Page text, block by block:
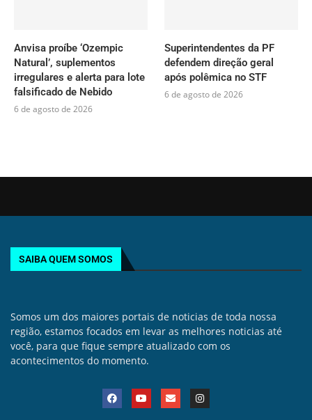
Anvisa proíbe ‘Ozempic
Natural’, suplementos
irregulares e alerta para lote
falsificado de Nebido
6 de agosto de 2026
Superintendentes da PF
defendem direção geral
após polêmica no STF
6 de agosto de 2026
SAIBA QUEM SOMOS
Somos um dos maiores portais de noticias de toda nossa
região, estamos focados em levar as melhores noticias até
você, para que fique sempre atualizado com os
acontecimentos do momento.